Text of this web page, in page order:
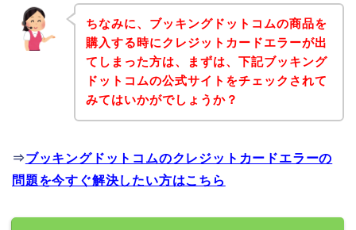
ちなみに、ブッキングドットコムの商品を
購入する時にクレジットカードエラーが出
てしまった方は、まずは、下記ブッキング
ドットコムの公式サイトをチェックされて
みてはいかがでしょうか？
⇒ブッキングドットコムのクレジットカードエラーの
問題を今すぐ解決したい方はこちら